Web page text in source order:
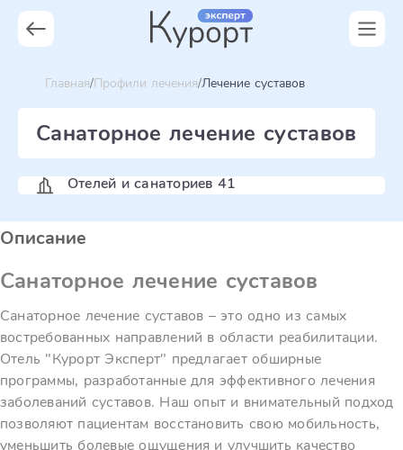
Главная Профили лечения Лечение суставов
Санаторное лечение суставов
Отелей и санаториев 41
Описание
Санаторное лечение суставов
Санаторное лечение суставов – это одно из самых
востребованных направлений в области реабилитации.
Отель "Курорт Эксперт" предлагает обширные
программы, разработанные для эффективного лечения
заболеваний суставов. Наш опыт и внимательный подход
позволяют пациентам восстановить свою мобильность,
уменьшить болевые ощущения и улучшить качество